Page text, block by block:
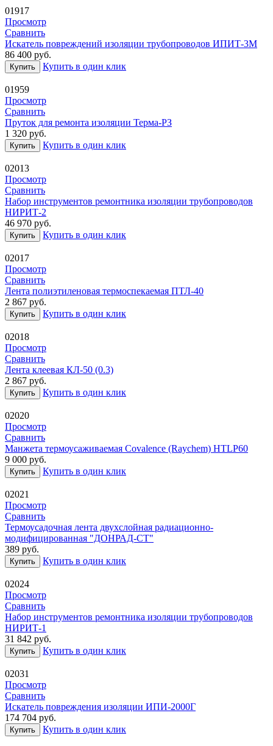
01917
Просмотр
Сравнить
Искатель повреждений изоляции трубопроводов ИПИТ-3М
86 400 руб.
Купить Купить в один клик
01959
Просмотр
Сравнить
Пруток для ремонта изоляции Терма-РЗ
1 320 руб.
Купить Купить в один клик
02013
Просмотр
Сравнить
Набор инструментов ремонтника изоляции трубопроводов
НИРИТ-2
46 970 руб.
Купить Купить в один клик
02017
Просмотр
Сравнить
Лента полиэтиленовая термоспекаемая ПТЛ-40
2 867 руб.
Купить Купить в один клик
02018
Просмотр
Сравнить
Лента клеевая КЛ-50 (0.3)
2 867 руб.
Купить Купить в один клик
02020
Просмотр
Сравнить
Манжета термоусаживаемая Covalence (Raychem) HTLP60
9 000 руб.
Купить Купить в один клик
02021
Просмотр
Сравнить
Термоусадочная лента двухслойная радиационно-
модифицированная "ДОНРАД-СТ"
389 руб.
Купить Купить в один клик
02024
Просмотр
Сравнить
Набор инструментов ремонтника изоляции трубопроводов
НИРИТ-1
31 842 руб.
Купить Купить в один клик
02031
Просмотр
Сравнить
Искатель повреждения изоляции ИПИ-2000Г
174 704 руб.
Купить Купить в один клик